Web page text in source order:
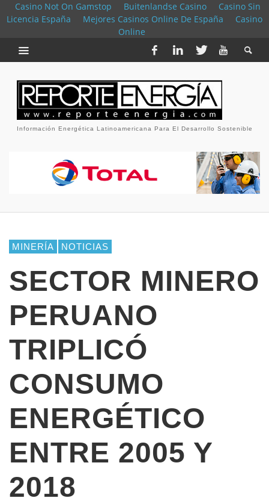
Casino Not On Gamstop Buitenlandse Casino
Casino Sin
Licencia España
Mejores Casinos Online De España
Casino
Online
Información Energética Latinoamericana Para El Desarrollo Sostenible
MINERÍA NOTICIAS
SECTOR MINERO
PERUANO
TRIPLICÓ
CONSUMO
ENERGÉTICO
ENTRE 2005 Y
2018